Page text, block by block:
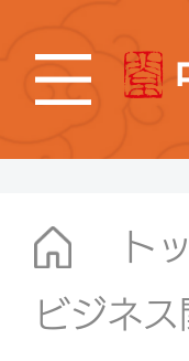
ト
ビジネ